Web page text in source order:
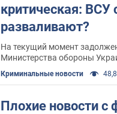
критическая: ВСУ
разваливают?
На текущий момент
Министерства обороны
выплат военнослужащим
465, 8 млн гривен
Криминальные новости
Плохие новости с